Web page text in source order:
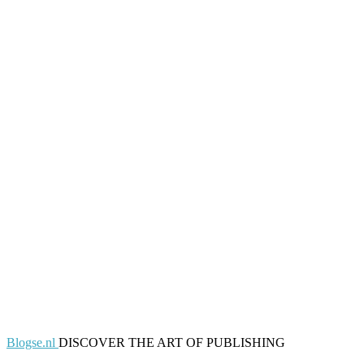
Blogse.nl DISCOVER THE ART OF PUBLISHING